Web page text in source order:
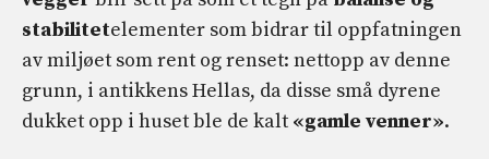
stabilitetelementer som bidrar til oppfatningen
av miljøet som rent og renset: nettopp av denne
grunn, i antikkens Hellas, da disse små dyrene
dukket opp i huset ble de kalt «gamle venner».